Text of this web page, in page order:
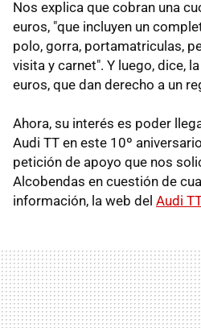
Nos explica que cobran una
euros, "que incluyen un
polo, gorra, portamatriculas,
visita y carnet". Y luego, dice,
euros, que dan derecho a un
Ahora, su interés es poder
Audi TT en este 10º
petición de apoyo que nos
Alcobendas en cuestión de
información, la web del Audi